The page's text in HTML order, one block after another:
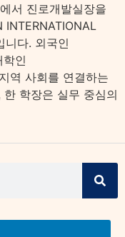
서 진로개발실장을
INTERNATIONAL
니다. 외국인
인
역 사회를 연결하는
학장은 실무 중심의